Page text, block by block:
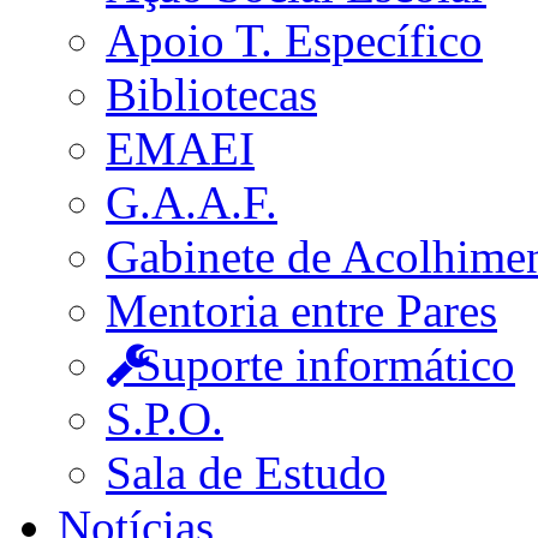
Apoio T. Específico
Bibliotecas
EMAEI
G.A.A.F.
Gabinete de
Mentoria entre Pares
Suporte informático
S.P.O.
Sala de Estudo
Notícias